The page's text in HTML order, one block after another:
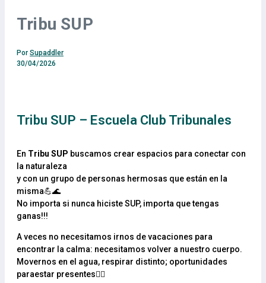
Tribu SUP
Por Supaddler
30/04/2026
Tribu SUP – Escuela Club Tribunales
En Tribu SUP buscamos crear espacios para conectar con
la naturaleza
y con un grupo de personas hermosas que están en la
misma💪🌊
No importa si nunca hiciste SUP, importa que tengas
ganas!!!
A veces no necesitamos irnos de vacaciones para
encontrar la calma: necesitamos volver a nuestro cuerpo.
Movernos en el agua, respirar distinto; oportunidades
paraestar presentes🧘‍♀️